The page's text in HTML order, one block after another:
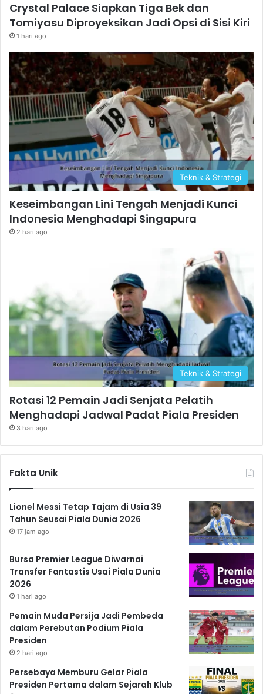
Crystal Palace Siapkan Tiga Bek dan
Tomiyasu Diproyeksikan Jadi Opsi di Sisi Kiri
1 hari ago
Teknik & Strategi
Keseimbangan Lini Tengah Menjadi Kunci
Indonesia Menghadapi Singapura
2 hari ago
Teknik & Strategi
Rotasi 12 Pemain Jadi Senjata Pelatih
Menghadapi Jadwal Padat Piala Presiden
3 hari ago
Fakta Unik
Lionel Messi Tetap Tajam di Usia 39
Tahun Seusai Piala Dunia 2026
17 jam ago
Bursa Premier League Diwarnai
Transfer Fantastis Usai Piala Dunia
2026
1 hari ago
Pemain Muda Persija Jadi Pembeda
dalam Perebutan Podium Piala
Presiden
2 hari ago
Persebaya Memburu Gelar Piala
Presiden Pertama dalam Sejarah Klub